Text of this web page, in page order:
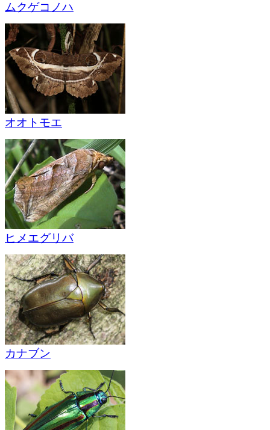
ムクゲコノハ
オオトモエ
ヒメエグリバ
カナブン